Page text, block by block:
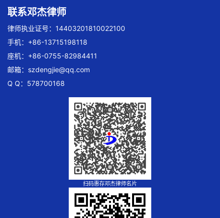
联系邓杰律师
律师执业证号：14403201810022100
手机：+86-13715198118
座机：+86-0755-82984411
邮箱： szdengjie@qq.com
Q Q：578700168
扫码惠存邓杰律师名片